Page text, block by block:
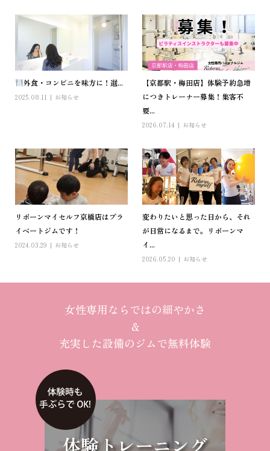
外食・コンビニを味方に！選...
2025.08.11 お知らせ
【京都駅・梅田店】体験予約急増
につきトレーナー募集！集客不
要...
2026.07.14 お知らせ
リボーンマイセルフ京橋店はプラ
イベートジムです！
2024.03.29 お知らせ
変わりたいと思った日から、それ
が日常になるまで。リボーンマ
イ...
2026.05.20 お知らせ
女性専用ならではの細やかさ
＆
充実した設備のジムで無料体験
体験トレーニング